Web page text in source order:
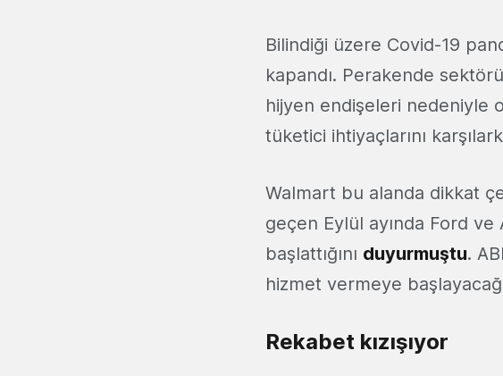
Bilindiği üzere Covid-19
kapandı. Perakende
hijyen endişeleri nedeniyle
tüketici ihtiyaçlarını
Walmart bu alanda dikkat
geçen Eylül ayında Ford
başlattığını duyurmuştu.
hizmet vermeye
Rekabet kızışıyor